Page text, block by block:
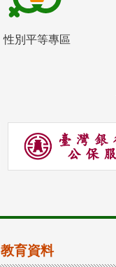
性別平等專區
教育資料